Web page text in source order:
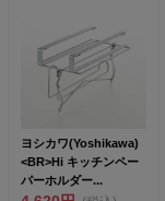
ヨシカワ(Yoshikawa)
<BR>Hi キッチンペー
パーホルダー...